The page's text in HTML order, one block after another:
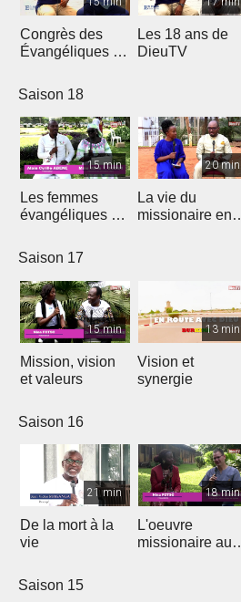
Congrès des
Évangéliques de
Francophone
Les 18 ans de
DieuTV
Saison 18
15 min
Les femmes
évangéliques du
20 min
La vie du
missionaire en
Saison 17
15 min
Mission, vision
et valeurs
13 min
Vision et
synergie
Saison 16
21 min
De la mort à la
vie
18 min
L'oeuvre
missionaire au
Saison 15